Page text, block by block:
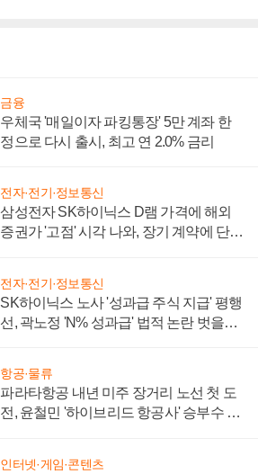
금융
우체국 '매일이자 파킹통장' 5만 계좌 한
정으로 다시 출시, 최고 연 2.0% 금리
전자·전기·정보통신
삼성전자 SK하이닉스 D램 가격에 해외
증권가 '고점' 시각 나와, 장기 계약에 단점
전자·전기·정보통신
SK하이닉스 노사 '성과급 주식 지급' 평행
선, 곽노정 'N% 성과급' 법적 논란 벗을지
항공·물류
파라타항공 내년 미주 장거리 노선 첫 도
전, 윤철민 '하이브리드 항공사' 승부수 통
인터넷·게임·콘텐츠